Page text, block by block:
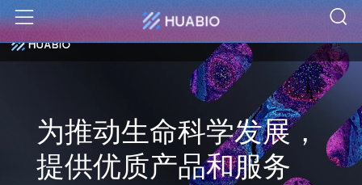
Menu
为推动生命科学发展，
提供优质产品和服务